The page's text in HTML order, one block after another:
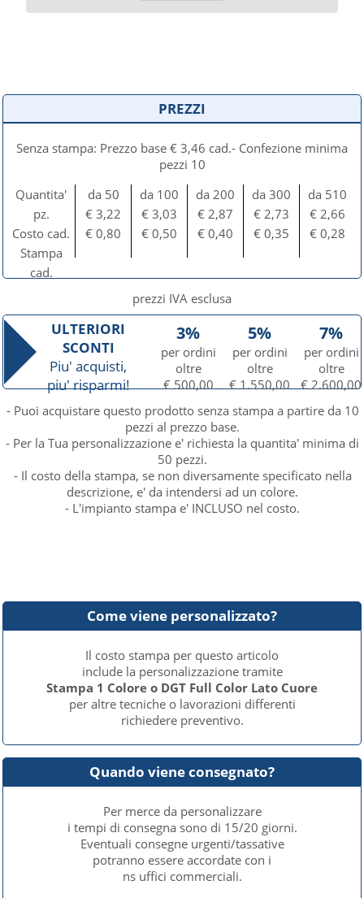
PREZZI
Senza stampa: Prezzo base € 3,46 cad.- Confezione minima
pezzi 10
Quantita'
pz.
Costo cad.
Stampa
cad.
da 50
€ 3,22
€ 0,80
da 100
€ 3,03
€ 0,50
da 200
€ 2,87
€ 0,40
da 300
€ 2,73
€ 0,35
da 510
€ 2,66
€ 0,28
prezzi IVA esclusa
ULTERIORI
SCONTI
Piu' acquisti,
piu' risparmi!
3%
per ordini
oltre
€ 500,00
5%
per ordini
oltre
€ 1.550,00
7%
per ordini
oltre
€ 2.600,00
- Puoi acquistare questo prodotto senza stampa a partire da 10
pezzi al prezzo base.
- Per la Tua personalizzazione e' richiesta la quantita' minima di
50 pezzi.
- Il costo della stampa, se non diversamente specificato nella
descrizione, e' da intendersi ad un colore.
- L'impianto stampa e' INCLUSO nel costo.
Come viene personalizzato?
Il costo stampa per questo articolo
include la personalizzazione tramite
Stampa 1 Colore o DGT Full Color Lato Cuore
per altre tecniche o lavorazioni differenti
richiedere preventivo.
Quando viene consegnato?
Per merce da personalizzare
i tempi di consegna sono di 15/20 giorni.
Eventuali consegne urgenti/tassative
potranno essere accordate con i
ns uffici commerciali.